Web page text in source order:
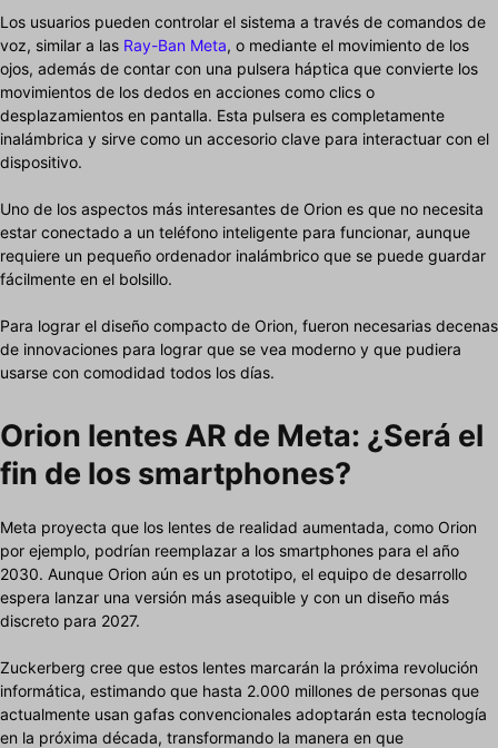
Los usuarios pueden controlar el sistema a través de comandos de
voz, similar a las Ray-Ban Meta, o mediante el movimiento de los
ojos, además de contar con una pulsera háptica que convierte los
movimientos de los dedos en acciones como clics o
desplazamientos en pantalla. Esta pulsera es completamente
inalámbrica y sirve como un accesorio clave para interactuar con el
dispositivo.
Uno de los aspectos más interesantes de Orion es que no necesita
estar conectado a un teléfono inteligente para funcionar, aunque
requiere un pequeño ordenador inalámbrico que se puede guardar
fácilmente en el bolsillo.
Para lograr el diseño compacto de Orion, fueron necesarias decenas
de innovaciones para lograr que se vea moderno y que pudiera
usarse con comodidad todos los días.
Orion lentes AR de Meta: ¿Será el
fin de los smartphones?
Meta proyecta que los lentes de realidad aumentada, como Orion
por ejemplo, podrían reemplazar a los smartphones para el año
2030. Aunque Orion aún es un prototipo, el equipo de desarrollo
espera lanzar una versión más asequible y con un diseño más
discreto para 2027.
Zuckerberg cree que estos lentes marcarán la próxima revolución
informática, estimando que hasta 2.000 millones de personas que
actualmente usan gafas convencionales adoptarán esta tecnología
en la próxima década, transformando la manera en que